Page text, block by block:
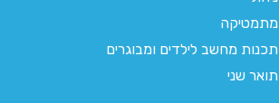
מתמטיקה
תכנות מחשב לילדים ומבוגרים
תואר שני